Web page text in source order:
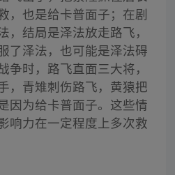
，也是给卡普面子；在剧
，结局是泽法放走路飞，
了泽法，也可能是泽法碍
争时，路飞直面三大将，
，青雉刺伤路飞，黄猿把
因为给卡普面子。这些情
响力在一定程度上多次救